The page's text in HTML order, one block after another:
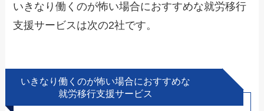
いきなり働くのが怖い場合におすすめな就労移行
支援サービスは次の2社です。
いきなり働くのが怖い場合におすすめな
就労移行支援サービス